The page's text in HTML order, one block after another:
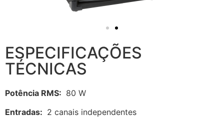
ESPECIFICAÇÕES
TÉCNICAS
Potência RMS: 80 W
Entradas: 2 canais independentes